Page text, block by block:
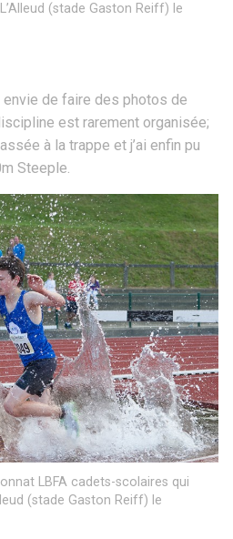
(stade Gaston Reiff) le
envie de faire des photos de
est rarement organisée;
à la trappe et j’ai enfin pu
Steeple.
LBFA cadets-scolaires qui
(stade Gaston Reiff) le